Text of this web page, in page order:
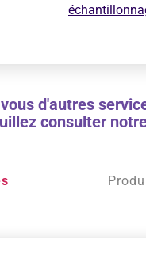
d'autres
consulter